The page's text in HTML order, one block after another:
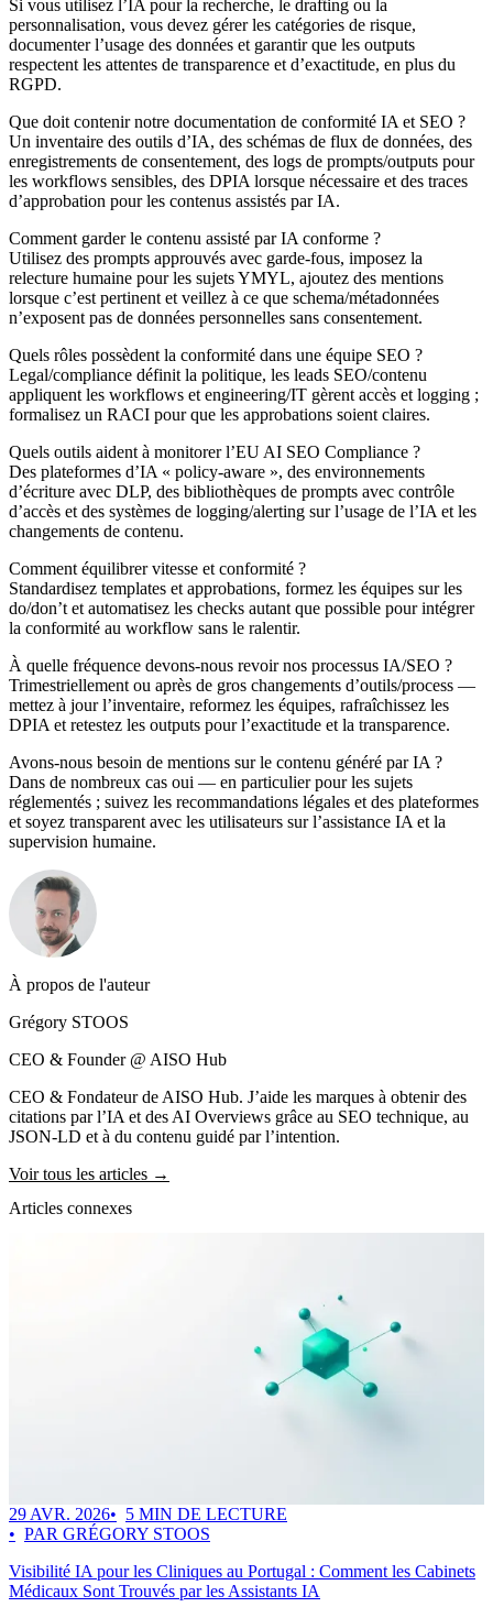
Si vous utilisez l’IA pour la recherche, le drafting ou la
personnalisation, vous devez gérer les catégories de risque,
documenter l’usage des données et garantir que les outputs
respectent les attentes de transparence et d’exactitude, en plus du
RGPD.
Que doit contenir notre documentation de conformité IA et SEO ?
Un inventaire des outils d’IA, des schémas de flux de données, des
enregistrements de consentement, des logs de prompts/outputs pour
les workflows sensibles, des DPIA lorsque nécessaire et des traces
d’approbation pour les contenus assistés par IA.
Comment garder le contenu assisté par IA conforme ?
Utilisez des prompts approuvés avec garde-fous, imposez la
relecture humaine pour les sujets YMYL, ajoutez des mentions
lorsque c’est pertinent et veillez à ce que schema/métadonnées
n’exposent pas de données personnelles sans consentement.
Quels rôles possèdent la conformité dans une équipe SEO ?
Legal/compliance définit la politique, les leads SEO/contenu
appliquent les workflows et engineering/IT gèrent accès et logging ;
formalisez un RACI pour que les approbations soient claires.
Quels outils aident à monitorer l’EU AI SEO Compliance ?
Des plateformes d’IA « policy-aware », des environnements
d’écriture avec DLP, des bibliothèques de prompts avec contrôle
d’accès et des systèmes de logging/alerting sur l’usage de l’IA et les
changements de contenu.
Comment équilibrer vitesse et conformité ?
Standardisez templates et approbations, formez les équipes sur les
do/don’t et automatisez les checks autant que possible pour intégrer
la conformité au workflow sans le ralentir.
À quelle fréquence devons-nous revoir nos processus IA/SEO ?
Trimestriellement ou après de gros changements d’outils/process —
mettez à jour l’inventaire, reformez les équipes, rafraîchissez les
DPIA et retestez les outputs pour l’exactitude et la transparence.
Avons-nous besoin de mentions sur le contenu généré par IA ?
Dans de nombreux cas oui — en particulier pour les sujets
réglementés ; suivez les recommandations légales et des plateformes
et soyez transparent avec les utilisateurs sur l’assistance IA et la
supervision humaine.
À propos de l'auteur
Grégory STOOS
CEO & Founder @ AISO Hub
CEO & Fondateur de AISO Hub. J’aide les marques à obtenir des
citations par l’IA et des AI Overviews grâce au SEO technique, au
JSON-LD et à du contenu guidé par l’intention.
Voir tous les articles →
Articles connexes
29 AVR. 2026
5 MIN DE LECTURE
PAR GRÉGORY STOOS
Visibilité IA pour les Cliniques au Portugal : Comment les Cabinets
Médicaux Sont Trouvés par les Assistants IA